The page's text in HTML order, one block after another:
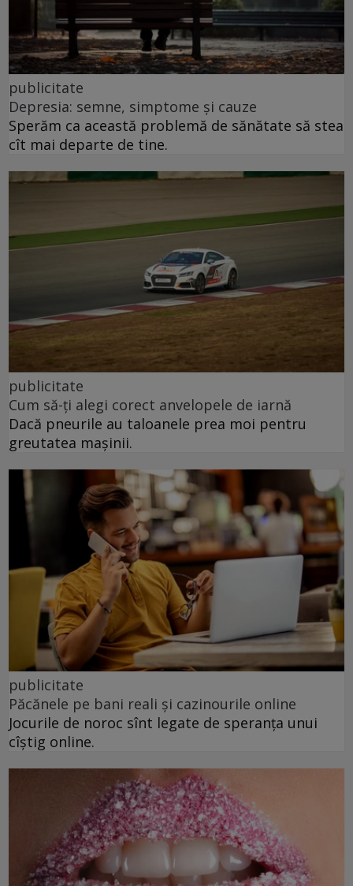
publicitate
Depresia: semne, simptome și cauze
Sperăm ca această problemă de sănătate să stea
cît mai departe de tine.
publicitate
Cum să-ți alegi corect anvelopele de iarnă
Dacă pneurile au taloanele prea moi pentru
greutatea mașinii.
publicitate
Păcănele pe bani reali și cazinourile online
Jocurile de noroc sînt legate de speranța unui
cîștig online.